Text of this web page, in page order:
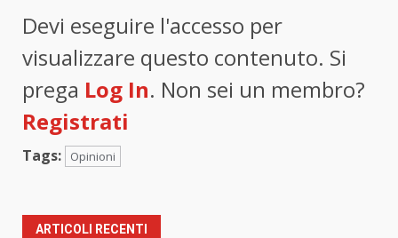
Devi eseguire l'accesso per
visualizzare questo contenuto. Si
prega Log In. Non sei un membro?
Registrati
Tags: Opinioni
ARTICOLI RECENTI